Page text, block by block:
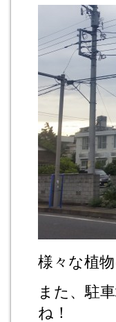
様々な植
また、駐
ね！